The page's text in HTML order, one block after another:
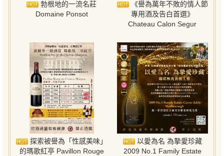
勃根地的一流名莊
Domaine Ponsot
《譽為萬年不敗的情人節
專用酒及告白首選》
Chateau Calon Segur
探索被譽為「性感美味」
的瑪歌紅亭 Pavillon Rouge
以愛為名 為摯愛珍藏
2009 No.1 Family Estate